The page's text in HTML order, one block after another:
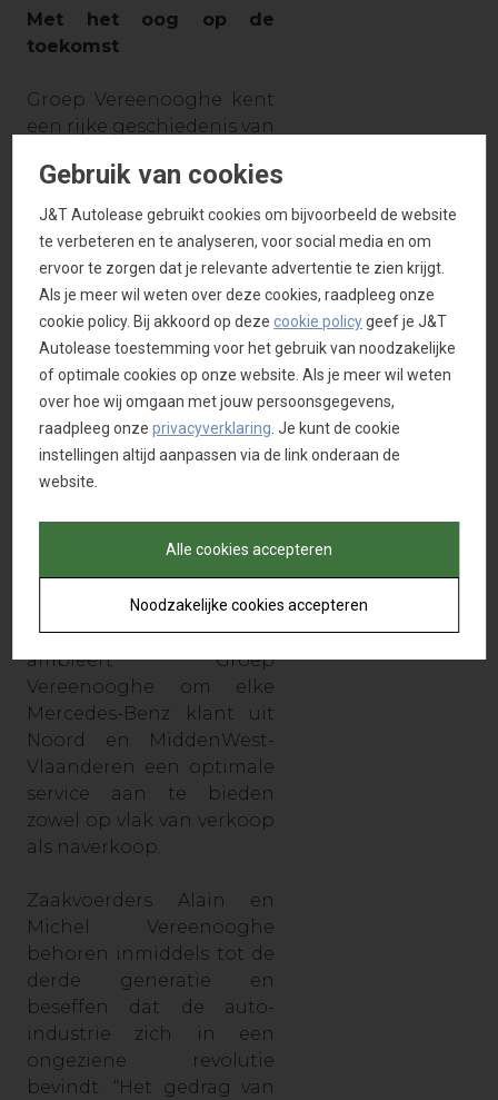
Met het oog op de
toekomst
Groep Vereenooghe kent
een rijke geschiedenis van
succes, maar ook van
uitdagingen,
bestendiging van het
merk Mercedes-Benz en
tewerkstellingskansen in
de regio. De oorsprong
van het familiebedrijf
gaat terug tot 1930,
waarbij het in 1969
officieel Mercedes-Benz
concessiehouder werd.
Met de overname van
Vereenooghe de kaart van
schaalvergrotingsstrategie.
Dankzij een sterke
geografische spreiding
ambieert Groep
Vereenooghe om elke
Mercedes-Benz klant uit
Noord en MiddenWest-
Vlaanderen een optimale
service aan te bieden
zowel op vlak van verkoop
als naverkoop.
Zaakvoerders Alain en
Michel Vereenooghe
behoren inmiddels tot de
derde generatie en
beseffen dat de auto-
industrie zich in een
ongeziene revolutie
bevindt. “Het gedrag van
Gebruik van cookies
J&T Autolease gebruikt cookies om bijvoorbeeld de website
te verbeteren en te analyseren, voor social media en om
ervoor te zorgen dat je relevante advertentie te zien krijgt.
Als je meer wil weten over deze cookies, raadpleeg onze
cookie policy. Bij akkoord op dezecookie policygeef je J&T
Autolease toestemming voor het gebruik van noodzakelijke
of optimale cookies op onze website. Als je meer wil weten
over hoe wij omgaan met jouw persoonsgegevens,
raadpleeg onzeprivacyverklaring . Je kunt de cookie
instellingen altijd aanpassen via de link onderaan de
website.
Alle cookies accepteren
Noodzakelijke cookies accepteren